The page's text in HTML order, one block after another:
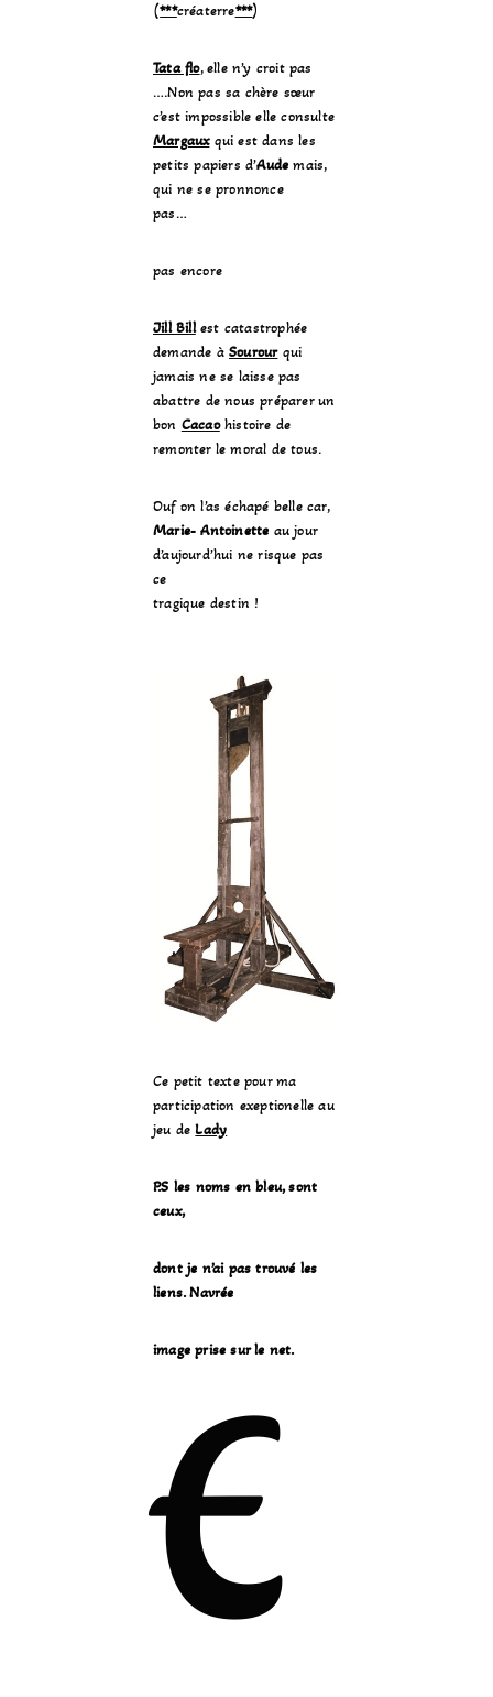
(***créaterre***)
Tata flo, elle n’y croit pas
….Non pas sa chère sœur
c’est impossible elle consulte
Margauxqui est dans les
petits papiers d’Aude mais,
qui ne se pronnonce
pas…
pas encore
Jill Billest catastrophée
demande à Sourourqui
jamais ne se laisse pas
abattre de nous préparer un
bon Cacaohistoire de
remonter le moral de tous.
Ouf on l’as échapé belle car,
Marie- Antoinette au jour
d’aujourd’hui ne risque pas
ce
tragique destin !
Ce petit texte pour ma
participation exeptionelle au
jeu deLady
P.S les noms en bleu, sont
ceux,
dont je n’ai pas trouvé les
liens. Navrée
image prise sur le net.
E